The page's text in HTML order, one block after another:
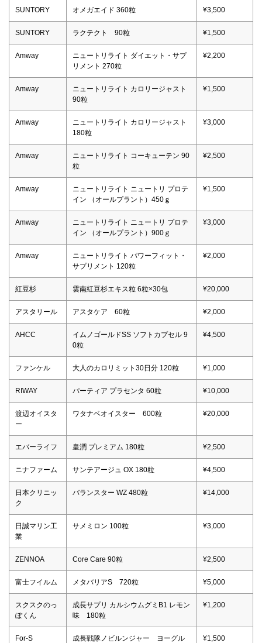
SUNTORY オメガエイド 360粒 ¥3,500
SUNTORY ラクテクト 90粒 ¥1,500
Amway
ニュートリライト ダイエット・サプ
リメント 270粒
¥2,200
Amway
ニュートリライト カロリージャスト
90粒
¥1,500
Amway
ニュートリライト カロリージャスト
180粒
¥3,000
Amway
ニュートリライト コーキューテン 90
粒
¥2,500
Amway
ニュートリライト ニュートリ プロテ
イン （オールプラント）450ｇ
¥1,500
Amway
ニュートリライト ニュートリ プロテ
イン （オールプラント）900ｇ
¥3,000
Amway
ニュートリライト パワーフィット・
サプリメント 120粒
¥2,000
紅豆杉 雲南紅豆杉エキス粒 6粒×30包 ¥20,000
アスタリール アスタケア 60粒 ¥2,000
AHCC
イムノゴールドSS ソフトカプセル 9
0粒
¥4,500
ファンケル 大人のカロリミット30日分 120粒 ¥1,000
RIWAY パーティア プラセンタ 60粒 ¥10,000
渡辺オイスタ
ー
ワタナベオイスター 600粒 ¥20,000
エバーライフ 皇潤 プレミアム 180粒 ¥2,500
ニナファーム サンテアージュ OX 180粒 ¥4,500
日本クリニッ
ク
バランスター WZ 480粒 ¥14,000
日誠マリン工
業
サメミロン 100粒 ¥3,000
ZENNOA Core Care 90粒 ¥2,500
富士フイルム メタバリアS 720粒 ¥5,000
スクスクのっ
ぽくん
成長サプリ カルシウムグミB1 レモン
味 180粒
¥1,200
For-S
成長戦隊ノビルンジャー ヨーグル
¥1,500